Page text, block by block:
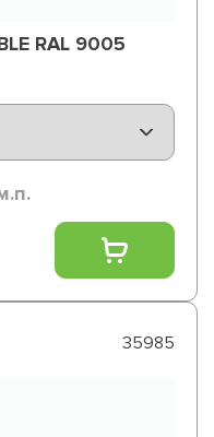
RAL 9005
35985